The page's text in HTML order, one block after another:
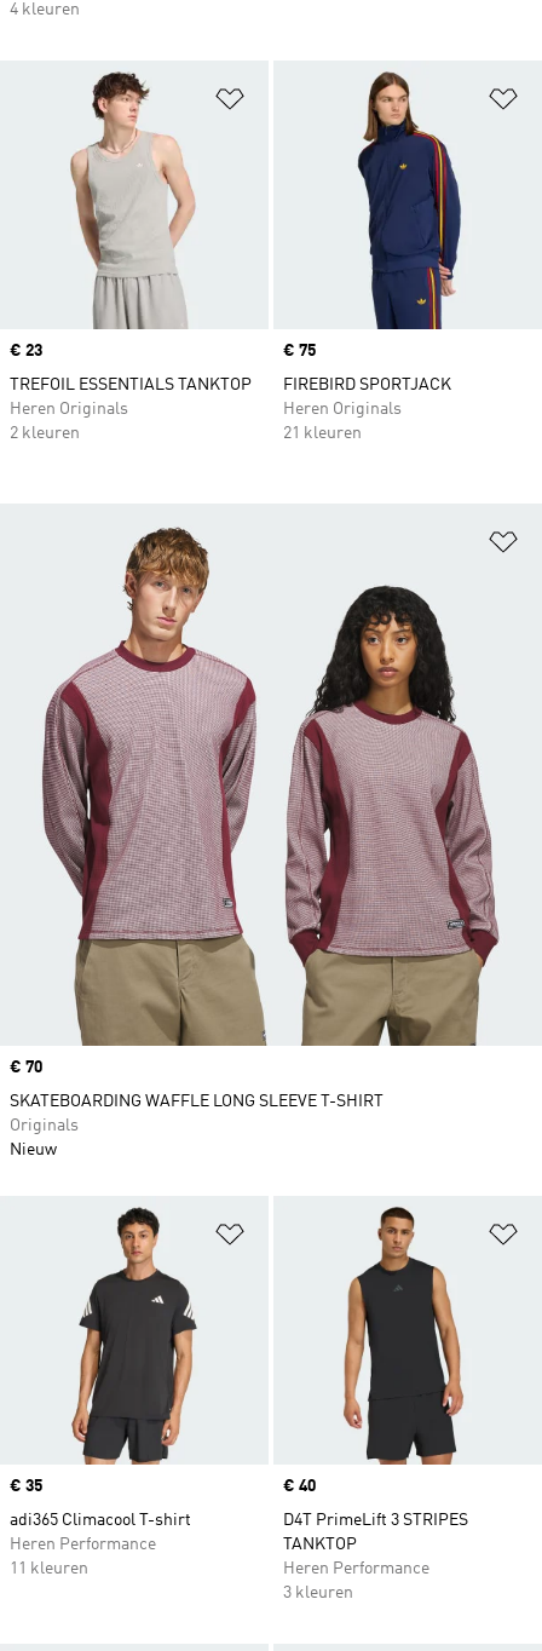
4 kleuren
Op verlanglijst zetten
Price
€ 23
TREFOIL ESSENTIALS TANKTOP
Heren Originals
2 kleuren
Price
€ 75
FIREBIRD SPORTJACK
Heren Originals
21 kleuren
Op verlanglijst zetten
Price
€ 35
adi365 Climacool T-shirt
Heren Performance
11 kleuren
Price
€ 40
D4T PrimeLift 3 STRIPES
TANKTOP
Heren Performance
3 kleuren
Price
€ 70
SKATEBOARDING WAFFLE LONG SLEEVE T-SHIRT
Originals
Nieuw